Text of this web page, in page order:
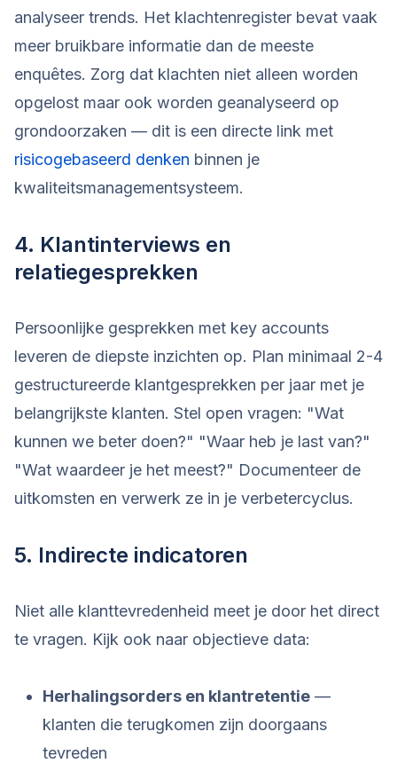
analyseer trends. Het klachtenregister bevat vaak
meer bruikbare informatie dan de meeste
enquêtes. Zorg dat klachten niet alleen worden
opgelost maar ook worden geanalyseerd op
grondoorzaken — dit is een directe link met
risicogebaseerd denken binnen je
kwaliteitsmanagementsysteem.
4. Klantinterviews en
relatiegesprekken
Persoonlijke gesprekken met key accounts
leveren de diepste inzichten op. Plan minimaal 2-4
gestructureerde klantgesprekken per jaar met je
belangrijkste klanten. Stel open vragen: "Wat
kunnen we beter doen?" "Waar heb je last van?"
"Wat waardeer je het meest?" Documenteer de
uitkomsten en verwerk ze in je verbetercyclus.
5. Indirecte indicatoren
Niet alle klanttevredenheid meet je door het direct
te vragen. Kijk ook naar objectieve data:
Herhalingsorders en klantretentie —
klanten die terugkomen zijn doorgaans
tevreden